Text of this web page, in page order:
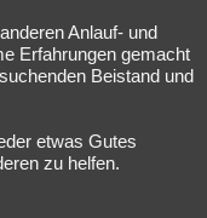
Anlauf- und
Erfahrungen gemacht
Beistand und
etwas Gutes
zu helfen.